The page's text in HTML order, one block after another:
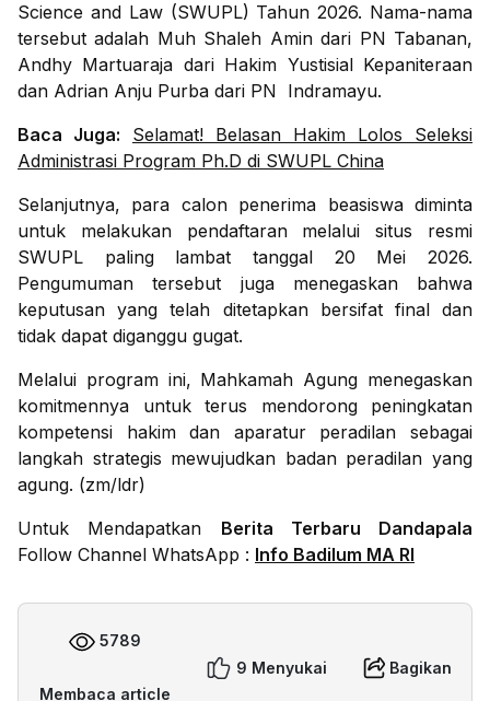
Science and Law (SWUPL) Tahun 2026. Nama-nama
tersebut adalah Muh Shaleh Amin dari PN Tabanan,
Andhy Martuaraja dari Hakim Yustisial Kepaniteraan
dan Adrian Anju Purba dari PN Indramayu.
Baca Juga:
Selamat! Belasan Hakim Lolos Seleksi
Administrasi Program Ph.D di SWUPL China
Selanjutnya, para calon penerima beasiswa diminta
untuk melakukan pendaftaran melalui situs resmi
SWUPL paling lambat tanggal 20 Mei 2026.
Pengumuman tersebut juga menegaskan bahwa
keputusan yang telah ditetapkan bersifat final dan
tidak dapat diganggu gugat.
Melalui program ini, Mahkamah Agung menegaskan
komitmennya untuk terus mendorong peningkatan
kompetensi hakim dan aparatur peradilan sebagai
langkah strategis mewujudkan badan peradilan yang
agung. (zm/ldr)
Untuk Mendapatkan Berita Terbaru Dandapala
Follow Channel WhatsApp : Info Badilum MA RI
5789
Membaca article
9 Menyukai Bagikan